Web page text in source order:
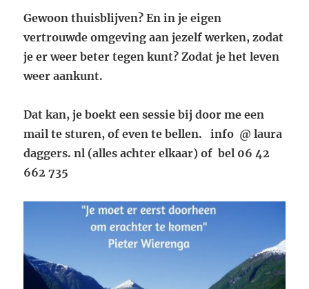
Gewoon thuisblijven? En in je eigen
vertrouwde omgeving aan jezelf werken, zodat
je er weer beter tegen kunt? Zodat je het leven
weer aankunt.
Dat kan, je boekt een sessie bij door me een
mail te sturen, of even te bellen.info @ laura
daggers. nl (alles achter elkaar) of bel 06 42
662 735